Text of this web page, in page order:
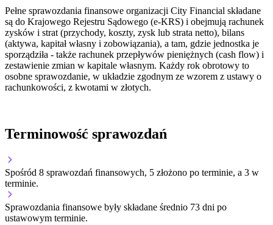
Pełne sprawozdania finansowe organizacji City Financial składane
są do Krajowego Rejestru Sądowego (e-KRS) i obejmują rachunek
zysków i strat (przychody, koszty, zysk lub strata netto), bilans
(aktywa, kapitał własny i zobowiązania), a tam, gdzie jednostka je
sporządziła - także rachunek przepływów pieniężnych (cash flow) i
zestawienie zmian w kapitale własnym. Każdy rok obrotowy to
osobne sprawozdanie, w układzie zgodnym ze wzorem z ustawy o
rachunkowości, z kwotami w złotych.
Terminowość sprawozdań
Spośród 8 sprawozdań finansowych, 5 złożono po terminie, a 3 w
terminie.
Sprawozdania finansowe były składane średnio 73 dni po
ustawowym terminie.